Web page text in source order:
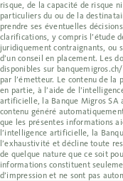
risque, de la capacité de risque
particuliers du ou de la
prendre ses éventuelles
clarifications, y compris l’étude
juridiquement contraignants, ou
d’un conseil en placement. Les
disponibles sur
par l’émetteur. Le contenu de
en partie, à l’aide de
artificielle, la Banque Migros SA
contenu généré
que les présentes informations
l’intelligence artificielle, la
l’exhaustivité et décline toute
de quelque nature que ce soit
informations constituent
d’impression et ne sont pas